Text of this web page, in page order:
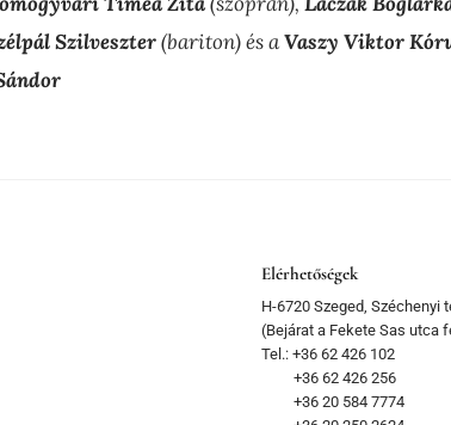
Szilveszter(bariton) és aVaszy Viktor
Elérhetőségek
H-6720 Szeged, Széchenyi
(Bejárat a Fekete Sas utca
Tel.: +36 62 426 102
+36 62 426 256
+36 20 584 7774